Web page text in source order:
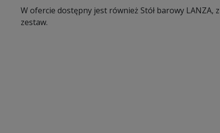
W ofercie dostępny jest również Stół barowy
zestaw.